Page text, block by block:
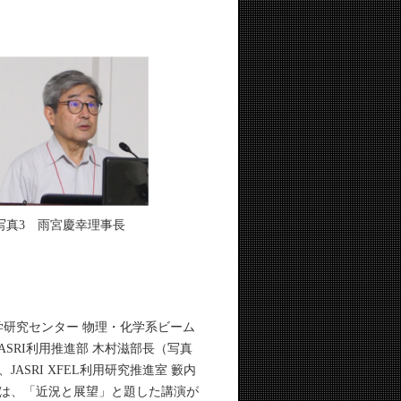
真3 雨宮慶幸理事長
究センター 物理・化学系ビーム
利用推進部 木村滋部長（写真
JASRI XFEL利用研究推進室 籔内
、「近況と展望」と題した講演が